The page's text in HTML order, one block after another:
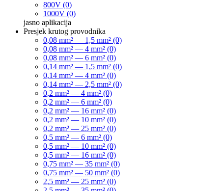
800V (0)
1000V (0)
jasno aplikacija
Presjek krutog provodnika
0,08 mm² — 1,5 mm² (0)
0,08 mm² — 4 mm² (0)
0,08 mm² — 6 mm² (0)
0,14 mm² — 1,5 mm² (0)
0,14 mm² — 4 mm² (0)
0,14 mm² — 2,5 mm² (0)
0,2 mm² — 4 mm² (0)
0,2 mm² — 6 mm² (0)
0,2 mm² — 16 mm² (0)
0,2 mm² — 10 mm² (0)
0,2 mm² — 25 mm² (0)
0,5 mm² — 6 mm² (0)
0,5 mm² — 10 mm² (0)
0,5 mm² — 16 mm² (0)
0,75 mm² — 35 mm² (0)
0,75 mm² — 50 mm² (0)
2,5 mm² — 25 mm² (0)